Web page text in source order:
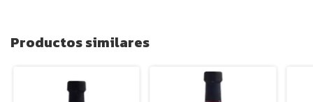
Productos similares